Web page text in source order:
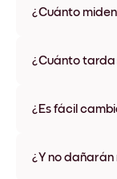
¿Cuánto
materiales y
¿Cuánto tarda
disponibles en
¿Es fácil
ningún daño
¿Y no dañarán